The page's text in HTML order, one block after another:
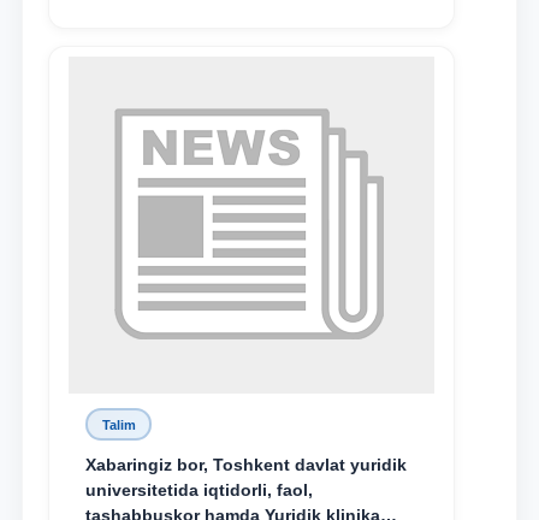
bo‘ldi.
Talim
Xabaringiz bor, Toshkent davlat yuridik
universitetida iqtidorli, faol,
tashabbuskor hamda Yuridik klinika